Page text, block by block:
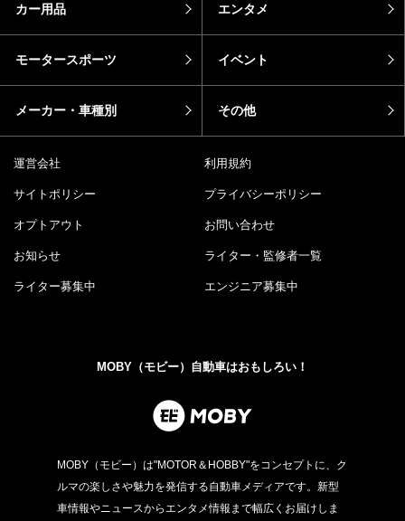
カー用品 エンタメ
モータースポーツ イベント
メーカー・車種別 その他
運営会社 利用規約
サイトポリシー プライバシーポリシー
オプトアウト お問い合わせ
お知らせ ライター・監修者一覧
ライター募集中 エンジニア募集中
MOBY（モビー）自動車はおもしろい！
MOBY（モビー）は"MOTOR＆HOBBY"をコンセプトに、ク
ルマの楽しさや魅力を発信する自動車メディアです。新型
車情報やニュースからエンタメ情報まで幅広くお届けしま